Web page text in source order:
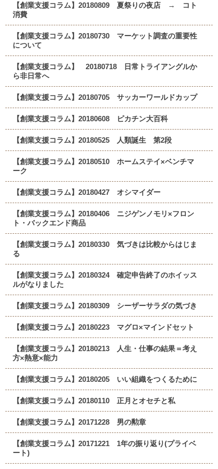
【創業支援コラム】20180809 夏祭りの夜店 → コト
消費
【創業支援コラム】20180730 マーケット調査の重要性
について
【創業支援コラム】 20180718 日常トライアングルか
ら非日常へ
【創業支援コラム】20180705 サッカーワールドカップ
【創業支援コラム】20180608 ピカチン大百科
【創業支援コラム】20180525 人類誕生 第2段
【創業支援コラム】20180510 ホームステイ×ベンチマ
ーク
【創業支援コラム】20180427 オシマイダー
【創業支援コラム】20180406 ニジゲンノモリ×フロン
ト・バックエンド商品
【創業支援コラム】20180330 気づきは比較からはじま
る
【創業支援コラム】20180324 確定申告終了のホイッス
ルがなりました
【創業支援コラム】20180309 シーザーサラダの気づき
【創業支援コラム】20180223 マグロ×マインドセット
【創業支援コラム】20180213 人生・仕事の結果＝考え
方×熱意×能力
【創業支援コラム】20180205 いい組織をつくるために
【創業支援コラム】20180110 正月とオセチと私
【創業支援コラム】20171228 男の勲章
【創業支援コラム】20171221 1年の振り返り(プライベ
ート)